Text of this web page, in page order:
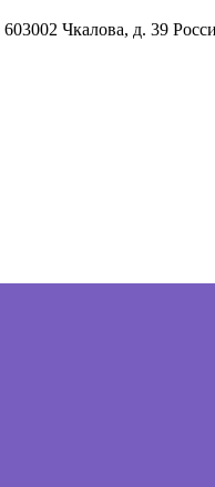
603002 Чкалова, д. 39